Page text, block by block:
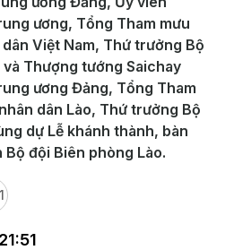
ương, Tổng Tham mưu
Việt Nam, Thứ trưởng Bộ
Thượng tướng Saichay
ương Đảng, Tổng Tham
dân Lào, Thứ trưởng Bộ
dự Lễ khánh thành, bàn
đội Biên phòng Lào.
1